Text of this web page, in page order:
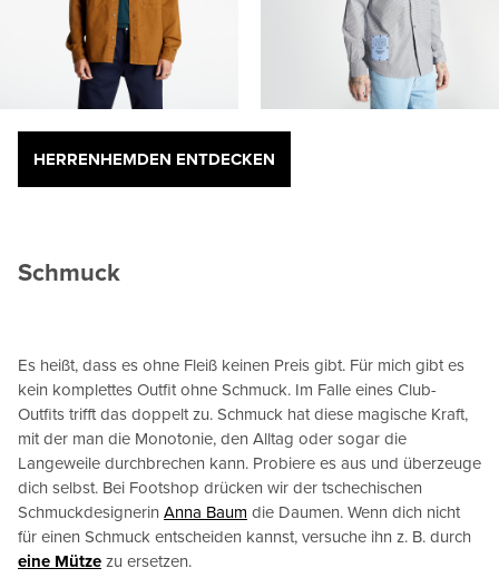
HERRENHEMDEN ENTDECKEN
Schmuck
Es heißt, dass es ohne Fleiß keinen Preis gibt. Für mich gibt es
kein komplettes Outfit ohne Schmuck. Im Falle eines Club-
Outfits trifft das doppelt zu. Schmuck hat diese magische Kraft,
mit der man die Monotonie, den Alltag oder sogar die
Langeweile durchbrechen kann. Probiere es aus und überzeuge
dich selbst. Bei Footshop drücken wir der tschechischen
Schmuckdesignerin Anna Baum die Daumen. Wenn dich nicht
für einen Schmuck entscheiden kannst, versuche ihn z. B. durch
eine Mütze zu ersetzen.